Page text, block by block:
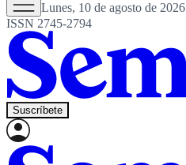
Lunes, 10 de agosto de 2026
ISSN 2745-2794
Suscríbete